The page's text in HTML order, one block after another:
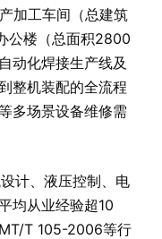
加工车间（总建筑
公楼（总面积2800
动化焊接生产线及
整机装配的全流程
多场景设备维修需
计、液压控制、电
均从业经验超10
T 105-2006等行